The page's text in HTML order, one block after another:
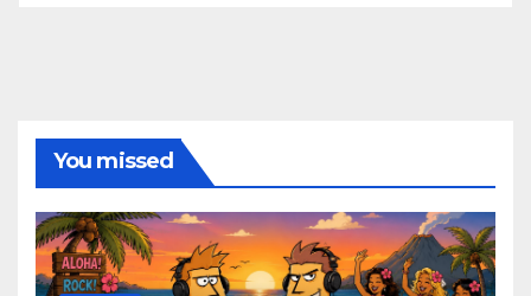
You missed